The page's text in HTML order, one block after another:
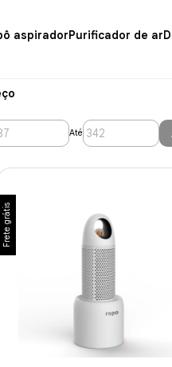
aspiradorPurificador de ar
Até
Frete grátis